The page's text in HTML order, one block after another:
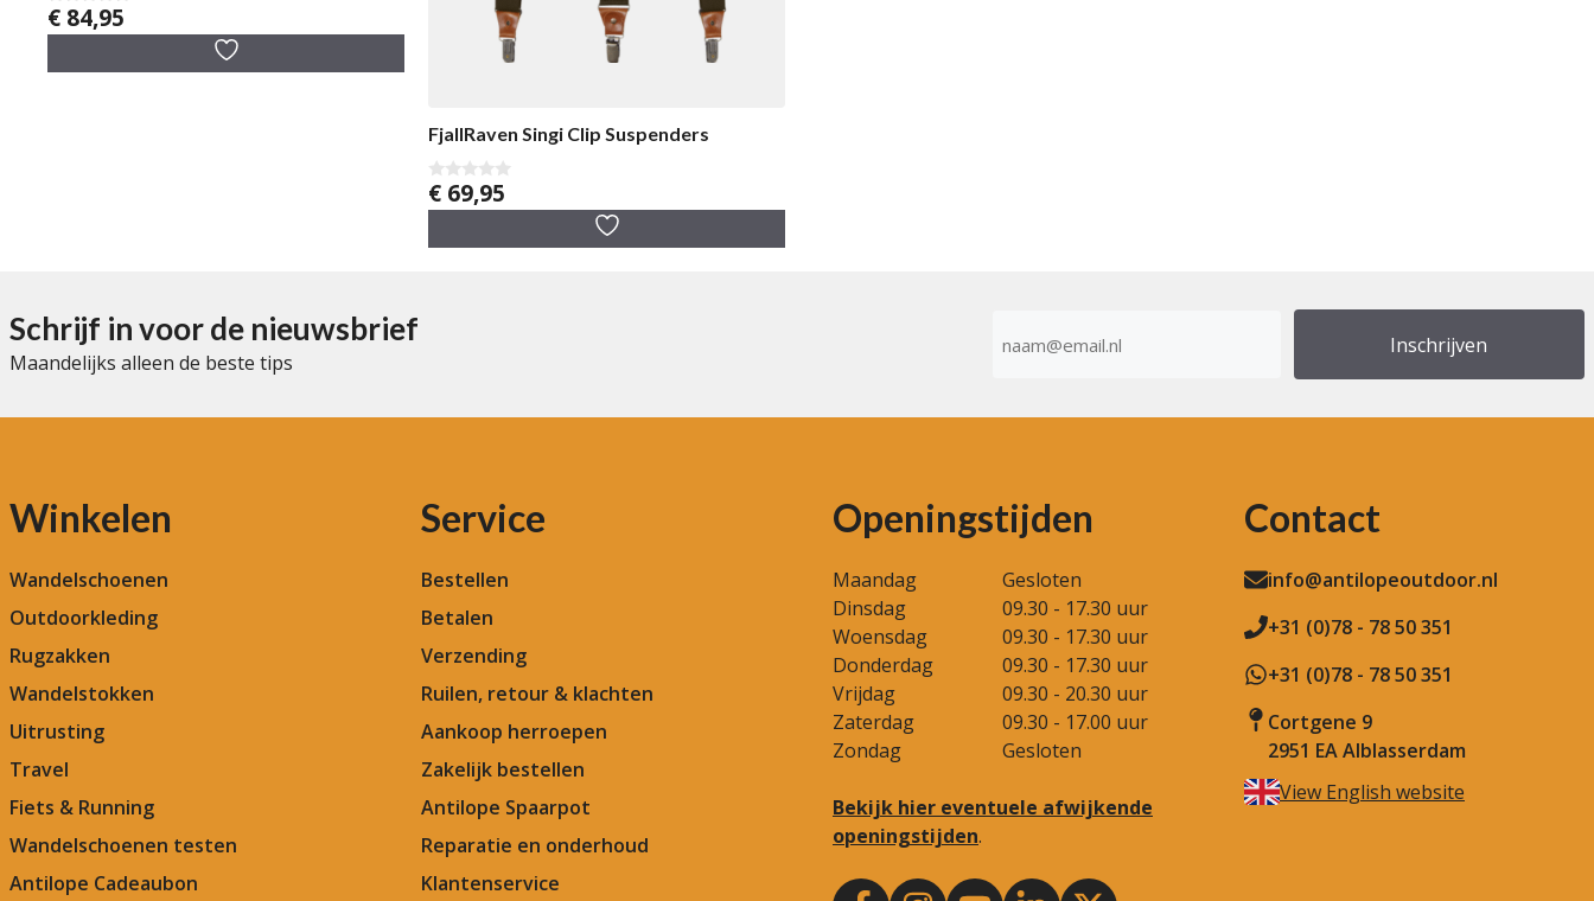
0
v
€ 84,95
FjallRaven Singi Clip Suspenders
0
v
€ 69,95
Schrijf in voor de nieuwsbrief
Maandelijks alleen de beste tips
mailadres
Winkelen
Wandelschoenen
Outdoorkleding
Rugzakken
Wandelstokken
Uitrusting
Travel
Fiets & Running
Wandelschoenen testen
Antilope Cadeaubon
Service
Bestellen
Betalen
Verzending
Ruilen, retour & klachten
Aankoop herroepen
Zakelijk bestellen
Antilope Spaarpot
Reparatie en onderhoud
Klantenservice
Openingstijden
Maandag
Gesloten
Dinsdag
09.30 - 17.30 uur
Woensdag
09.30 - 17.30 uur
Donderdag
09.30 - 17.30 uur
Vrijdag
09.30 - 20.30 uur
Zaterdag
09.30 - 17.00 uur
Zondag
Gesloten
Bekijk hier eventuele afwijkende
openingstijden.
Contact
info@antilopeoutdoor.nl
+31 (0)78 - 78 50 351
+31 (0)78 - 78 50 351
Cortgene 9
2951 EA Alblasserdam
View English website